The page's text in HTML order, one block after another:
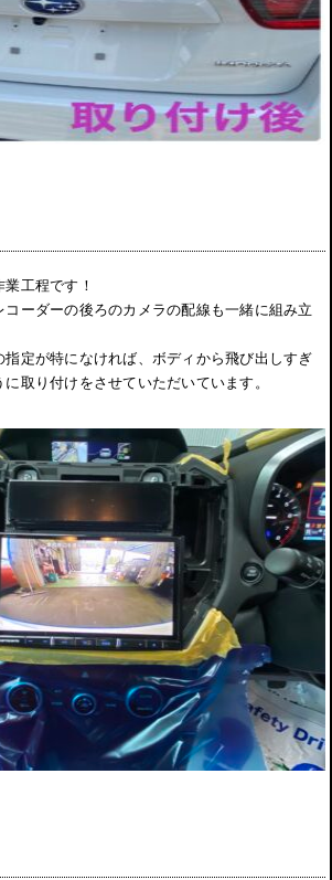
工程です！
コーダーの後ろのカメラの配線も一緒に組み立
定が特になければ、ボディから飛び出しすぎ
取り付けをさせていただいています。